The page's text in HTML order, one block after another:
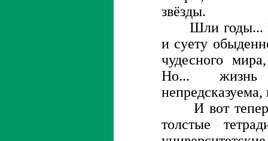
звёзды.
Шли годы...
и суету
чудесного
Но...
непредсказуема,
И вот теперь,
толстые